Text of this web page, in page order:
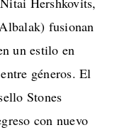
fusionan
un estilo en
géneros. El
Stones
con nuevo